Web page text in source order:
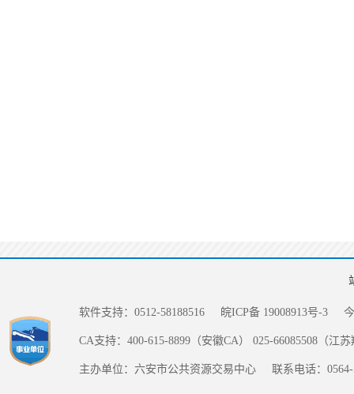
软件支持：0512-58188516 皖ICP备 19008913号-3
CA支持：400-615-8899（安徽CA） 025-66085508（江
主办单位：六安市公共资源交易中心 联系电话：0564-